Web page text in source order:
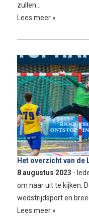
zullen…
Lees meer »
Het overzicht van de
8 augustus 2023 -
om naar uit te kijken:
wedstrijdsport en
Lees meer »